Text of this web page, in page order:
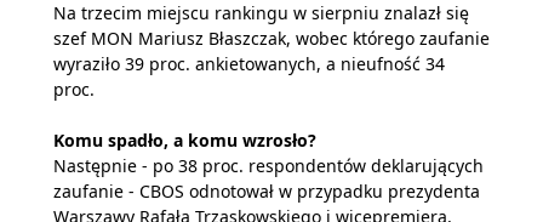
Na trzecim miejscu rankingu w sierpniu znalazł się
szef MON Mariusz Błaszczak, wobec którego zaufanie
wyraziło 39 proc. ankietowanych, a nieufność 34
proc.
Komu spadło, a komu wzrosło?
Następnie - po 38 proc. respondentów deklarujących
zaufanie - CBOS odnotował w przypadku prezydenta
Warszawy Rafała Trzaskowskiego i wicepremiera,